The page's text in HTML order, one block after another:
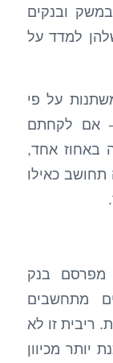
ובנקים
למדד על
על פי
– אם לקחתם
באחוז אחד,
כאילו
מפרסם בנק
מתחשבים
ריבית זו לא
מכיוון